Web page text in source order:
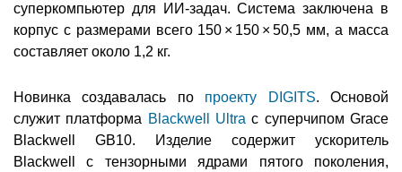
суперкомпьютер для ИИ-задач. Система заключена в
корпус с размерами всего 150 × 150 × 50,5 мм, а масса
составляет около 1,2 кг.
Новинка создавалась по проекту DIGITS. Основой
служит платформа Blackwell Ultra с суперчипом Grace
Blackwell GB10. Изделие содержит ускоритель
Blackwell с тензорными ядрами пятого поколения,